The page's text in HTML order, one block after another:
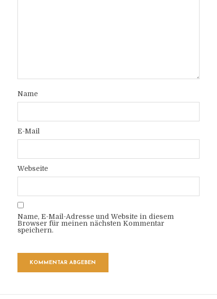
Name
E-Mail
Webseite
Name, E-Mail-Adresse und Website in diesem
Browser für meinen nächsten Kommentar
speichern.